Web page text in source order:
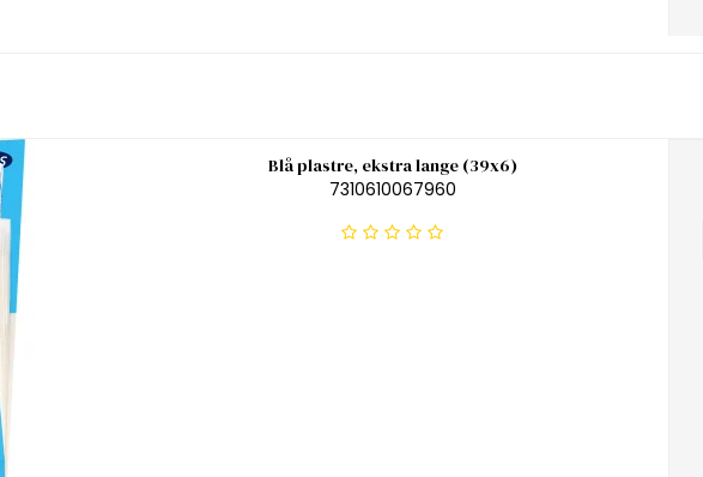
Blå plastre, ekstra lange (39x6)
7310610067960